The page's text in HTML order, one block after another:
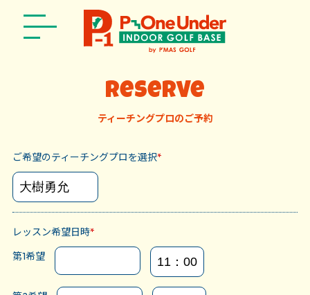
reserve
ティーチングプロのご予約
ご希望のティーチングプロを選択*
レッスン希望日時*
第1希望